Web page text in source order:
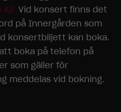
42. Vid konsert finns det
på Innergården som
konsertbiljett kan boka.
boka på telefon på
som gäller för
meddelas vid bokning.